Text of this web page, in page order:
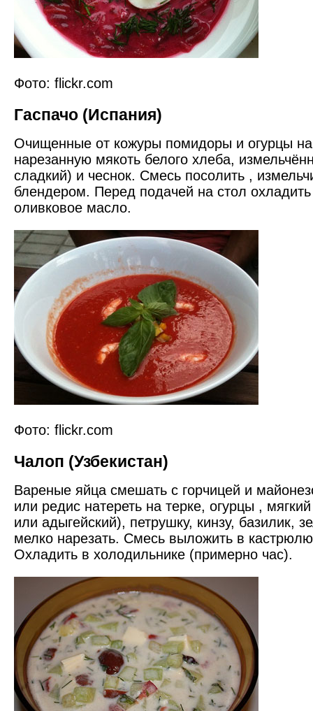
Фото: flickr.com
Гаспачо (Испания)
Очищенные от кожуры помидоры и огурцы
нарезанную мякоть белого хлеба,
сладкий) и чеснок. Смесь посолить ,
блендером. Перед подачей на стол
оливковое масло.
Фото: flickr.com
Чалоп (Узбекистан)
Вареные яйца смешать с горчицей и
или редис натереть на терке, огурцы ,
или адыгейский), петрушку, кинзу, базилик,
мелко нарезать. Смесь выложить в
Охладить в холодильнике (примерно час).